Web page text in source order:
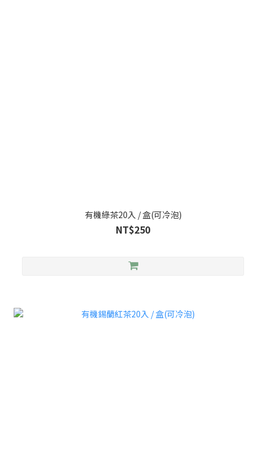
有機綠茶20入 / 盒(可冷泡)
NT$250